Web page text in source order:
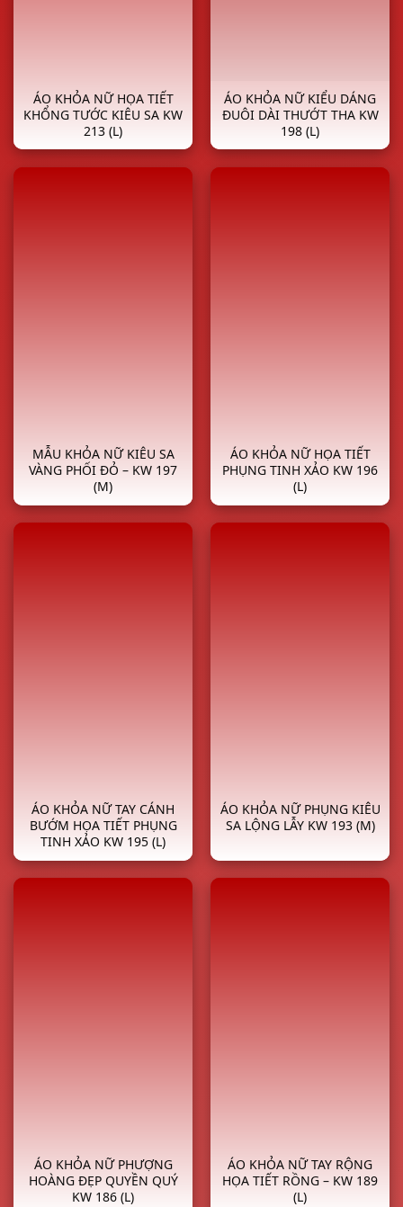
ÁO KHỎA NỮ HỌA TIẾT
KHỔNG TƯỚC KIÊU SA KW
213 (L)
ÁO KHỎA NỮ KIỂU DÁNG
ĐUÔI DÀI THƯỚT THA KW
198 (L)
MẪU KHỎA NỮ KIÊU SA
VÀNG PHỐI ĐỎ – KW 197
(M)
ÁO KHỎA NỮ HỌA TIẾT
PHỤNG TINH XẢO KW 196
(L)
ÁO KHỎA NỮ TAY CÁNH
BƯỚM HỌA TIẾT PHỤNG
TINH XẢO KW 195 (L)
ÁO KHỎA NỮ PHỤNG KIÊU
SA LỘNG LẪY KW 193 (M)
ÁO KHỎA NỮ PHƯỢNG
HOÀNG ĐẸP QUYỀN QUÝ
KW 186 (L)
ÁO KHỎA NỮ TAY RỘNG
HỌA TIẾT RỒNG – KW 189
(L)